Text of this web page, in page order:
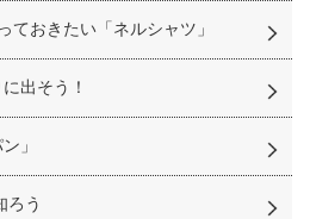
ておきたい「ネルシャツ」
出そう！
」
ろう